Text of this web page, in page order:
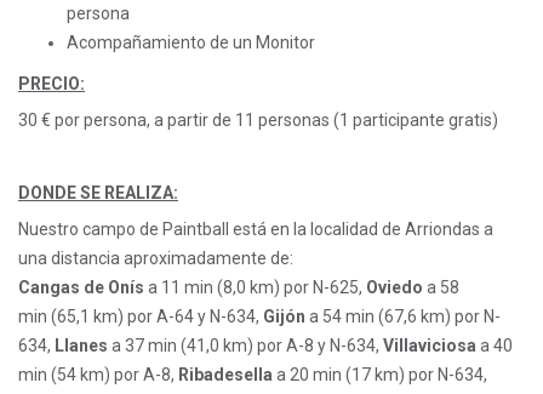
persona
Acompañamiento de un Monitor
PRECIO:
30 € por persona, a partir de 11 personas (1 participante gratis)
DONDE SE REALIZA:
Nuestro campo de Paintball está en la localidad de Arriondas a
una distancia aproximadamente de:
Cangas de Onís a 11 min (8,0 km) por N-625, Oviedo a 58
min (65,1 km) por A-64 y N-634, Gijón a 54 min (67,6 km) por N-
634, Llanes a 37 min (41,0 km) por A-8 y N-634, Villaviciosa a 40
min (54 km) por A-8, Ribadesella a 20 min (17 km) por N-634,